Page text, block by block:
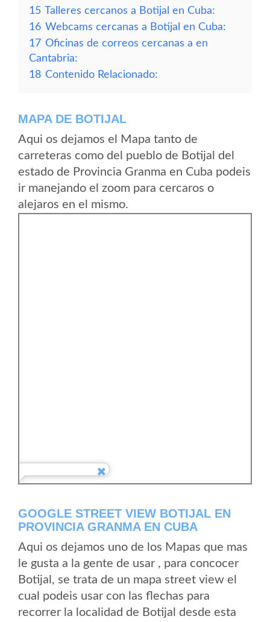
15 Talleres cercanos a Botijal en Cuba:
16 Webcams cercanas a Botijal en Cuba:
17 Oficinas de correos cercanas a en
Cantabria:
18 Contenido Relacionado:
MAPA DE BOTIJAL
Aqui os dejamos el Mapa tanto de
carreteras como del pueblo de Botijal del
estado de Provincia Granma en Cuba podeis
ir manejando el zoom para cercaros o
alejaros en el mismo.
GOOGLE STREET VIEW BOTIJAL EN
PROVINCIA GRANMA EN CUBA
Aqui os dejamos uno de los Mapas que mas
le gusta a la gente de usar , para concocer
Botijal, se trata de un mapa street view el
cual podeis usar con las flechas para
recorrer la localidad de Botijal desde esta